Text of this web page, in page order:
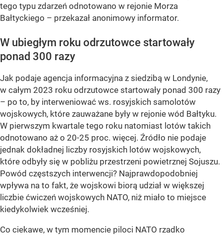
tego typu zdarzeń odnotowano w rejonie Morza
Bałtyckiego – przekazał anonimowy informator.
W ubiegłym roku odrzutowce startowały
ponad 300 razy
Jak podaje agencja informacyjna z siedzibą w Londynie,
w całym 2023 roku odrzutowce startowały ponad 300 razy
– po to, by interweniować ws. rosyjskich samolotów
wojskowych, które zauważane były w rejonie wód Bałtyku.
W pierwszym kwartale tego roku natomiast lotów takich
odnotowano aż o 20-25 proc. więcej. Źródło nie podaje
jednak dokładnej liczby rosyjskich lotów wojskowych,
które odbyły się w pobliżu przestrzeni powietrznej Sojuszu.
Powód częstszych interwencji? Najprawdopodobniej
wpływa na to fakt, że wojskowi biorą udział w większej
liczbie ćwiczeń wojskowych NATO, niż miało to miejsce
kiedykolwiek wcześniej.
Co ciekawe, w tym momencie piloci NATO rzadko